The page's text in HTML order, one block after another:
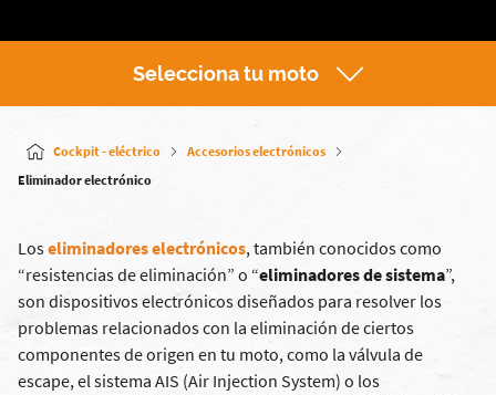
Selecciona tu moto
Cockpit - eléctrico
Accesorios electrónicos
Eliminador electrónico
Loseliminadores electrónicos, también conocidos como
“resistencias de eliminación” o “eliminadores de sistema”,
son dispositivos electrónicos diseñados para resolver los
problemas relacionados con la eliminación de ciertos
componentes de origen en tu moto, como la válvula de
escape, el sistema AIS (Air Injection System) o los